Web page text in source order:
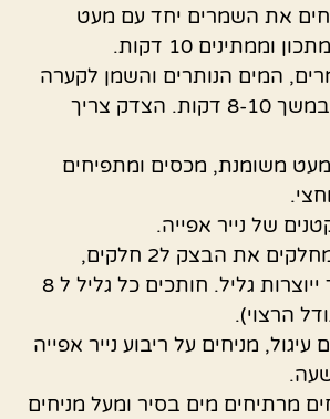
את השמרים יחד עם מעט
10 דקות.
המים הנותרים והשמן לקערה
עם הקמח ולשים במשך 8-10 דקות. הצדק צריך
משומנת, מכסים ומתפיחים
של נייר אפייה.
לאחר ההתפחה מחלקים את הבצק ל2 חלקים,
ומגלגלים מעט עד ייוצרות גליל. חותכים כל גליל ל 8
הרצוי).
מניחים על ריבוע נייר אפייה
מרתיחים מים בסיר ומעל מניחים